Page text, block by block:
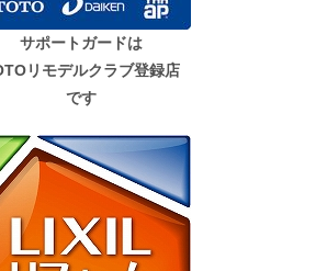
サポートガードは
リモデルクラブ登録店
です